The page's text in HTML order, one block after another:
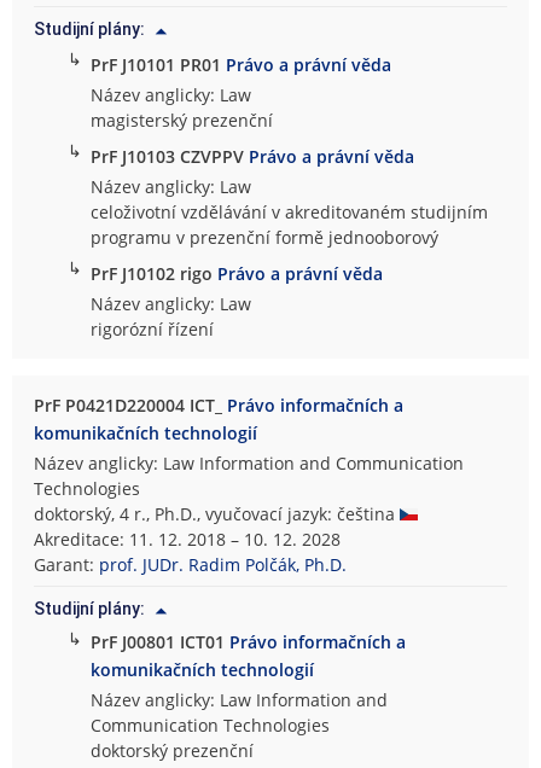
Studijní plány:
↳ PrF J10101 PR01 Právo a právní věda
Název anglicky: Law
magisterský prezenční
↳ PrF J10103 CZVPPV Právo a právní věda
Název anglicky: Law
celoživotní vzdělávání v akreditovaném studijním
programu v prezenční formě jednooborový
↳ PrF J10102 rigo Právo a právní věda
Název anglicky: Law
rigorózní řízení
PrF P0421D220004 ICT_ Právo informačních a
komunikačních technologií
Název anglicky: Law Information and Communication
Technologies
doktorský, 4 r., Ph.D., vyučovací jazyk: čeština
Akreditace: 11. 12. 2018 – 10. 12. 2028
Garant: prof. JUDr. Radim Polčák, Ph.D.
Studijní plány:
↳ PrF J00801 ICT01 Právo informačních a
komunikačních technologií
Název anglicky: Law Information and
Communication Technologies
doktorský prezenční